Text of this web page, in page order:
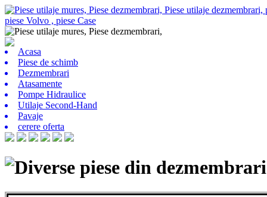
Acasa
Piese de schimb
Dezmembrari
Atasamente
Pompe Hidraulice
Utilaje Second-Hand
Pavaje
cerere oferta
Diverse piese din dezmembrari